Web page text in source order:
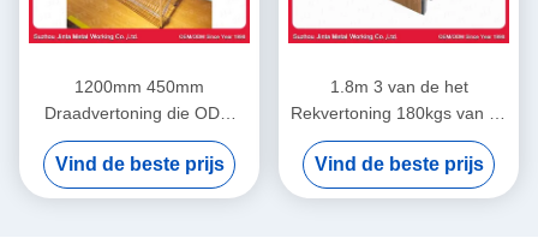
1200mm 450mm
Draadvertoning die ODM
opschorten het Rek van het
4 Laagroestvrije staal
Vind de beste prijs
1.8m 3 van de het
Rekvertoning 180kgs van de
Rijdraad het Zwarte de
Draad Opschorten met
Wielen
Vind de beste prijs